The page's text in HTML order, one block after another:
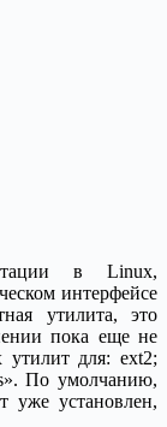
в Linux,
интерфейсе
утилита, это
пока еще не
утилит для: ext2;
По умолчанию,
уже установлен,